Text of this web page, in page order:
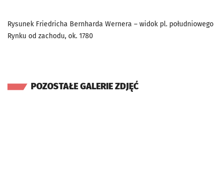
Rysunek Friedricha Bernharda Wernera – widok pl. południowego
Rynku od zachodu, ok. 1780
POZOSTAŁE GALERIE ZDJĘĆ